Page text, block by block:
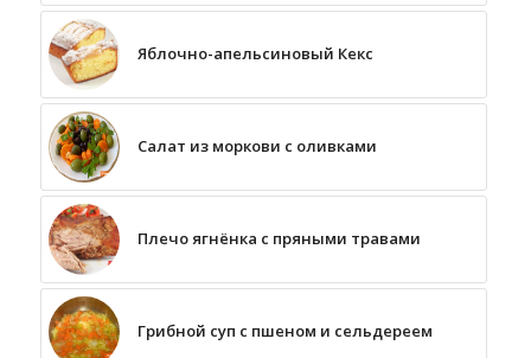
Яблочно-апельсиновый Кекс
Салат из моркови с оливками
Плечо ягнёнка с пряными травами
Грибной суп с пшеном и сельдереем